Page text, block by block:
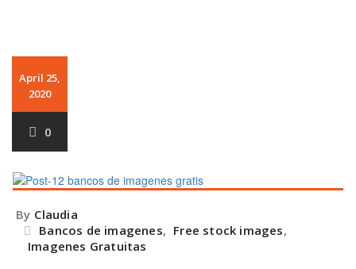
April 25,
2020
0
By Claudia
Bancos de imagenes, Free stock images,
Imagenes Gratuitas